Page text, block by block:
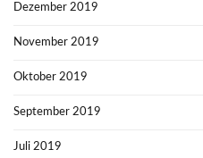
Dezember 2019
November 2019
Oktober 2019
September 2019
Juli 2019